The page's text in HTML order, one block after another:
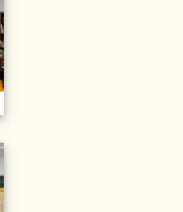
20211206校內語文競賽